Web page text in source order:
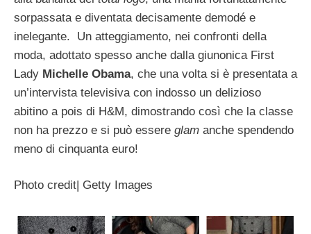
sorpassata e diventata decisamente demodé e
inelegante. Un atteggiamento, nei confronti della
moda, adottato spesso anche dalla giunonica First
Lady Michelle Obama, che una volta si è presentata a
un’intervista televisiva con indosso un delizioso
abitino a pois di H&M, dimostrando così che la classe
non ha prezzo e si può essere glam anche spendendo
meno di cinquanta euro!
Photo credit| Getty Images